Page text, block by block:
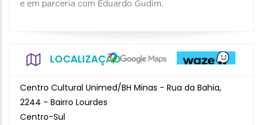
e em parceria com Eduardo Gudim.
LOCALIZAÇÃO
Centro Cultural Unimed/BH Minas - Rua da Bahia,
2244 - Bairro Lourdes
Centro-Sul